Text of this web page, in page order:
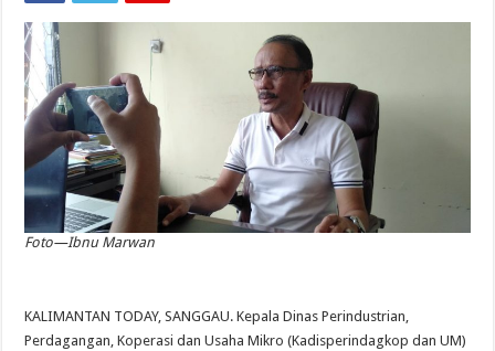
Foto—Ibnu Marwan
KALIMANTAN TODAY, SANGGAU. Kepala Dinas Perindustrian,
Perdagangan, Koperasi dan Usaha Mikro (Kadisperindagkop dan UM)